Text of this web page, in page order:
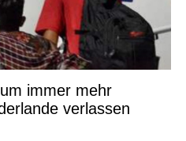
immer mehr
verlassen